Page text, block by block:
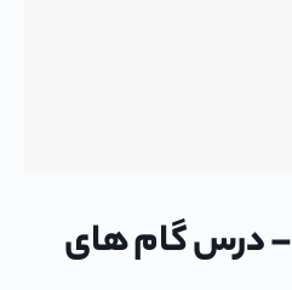
Brand DBA IV – درس گام های